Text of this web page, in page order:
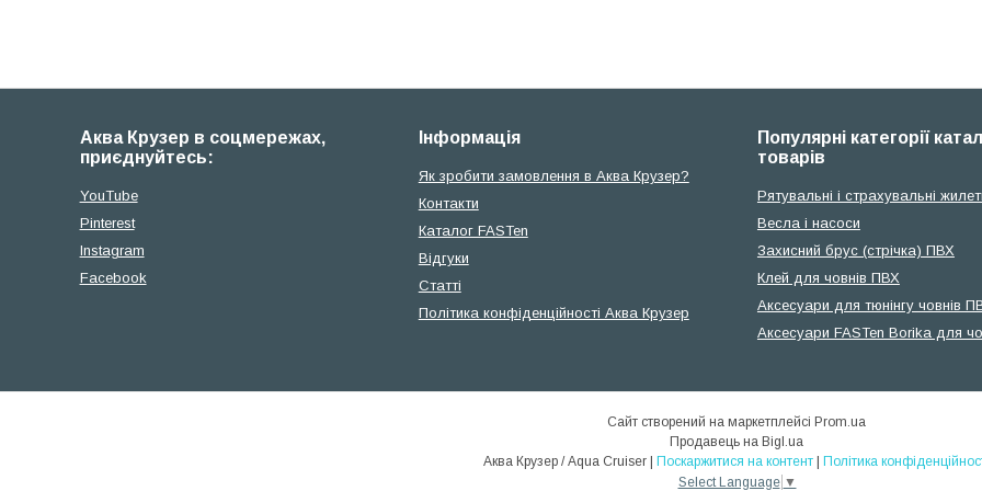
Аква Крузер в соцмережах,
приєднуйтесь:
YouTube
Pinterest
Instagram
Facebook
Iнформація
Як зробити замовлення в Аква Крузер?
Контакти
Каталог FASTen
Відгуки
Cтатті
Політика конфіденційності Аква Крузер
Популярні категорії
товарів
Рятувальні і страхувальні
Весла і насоси
Захисний брус (стрічка) ПВХ
Клей для човнів ПВХ
Аксесуари для тюнінгу човнів
Аксесуари FASTen Borika для
Сайт створений на маркетплейсі Prom.ua
Продавець на Bigl.ua
Аква Крузер / Aqua Cruiser | Поскаржитися на контент | Політика
Select Language ▼